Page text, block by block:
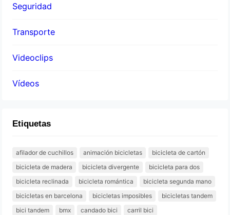
Seguridad
Transporte
Videoclips
Vídeos
Etiquetas
afilador de cuchillos animación bicicletas
bicicleta de cartón
bicicleta de madera
bicicleta divergente
bicicleta para dos
bicicleta reclinada
bicicleta romántica
bicicleta segunda mano
bicicletas en barcelona
bicicletas imposibles
bicicletas tandem
bici tandem
bmx candado bici
carril bici